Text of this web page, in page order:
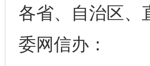
各省、自治区、
委网信办：